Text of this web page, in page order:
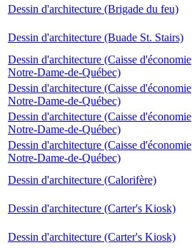
Dessin d'architecture (Brigade du feu)
Dessin d'architecture (Buade St. Stairs)
Dessin d'architecture (Caisse d'économie
Notre-Dame-de-Québec)
Dessin d'architecture (Caisse d'économie
Notre-Dame-de-Québec)
Dessin d'architecture (Caisse d'économie
Notre-Dame-de-Québec)
Dessin d'architecture (Caisse d'économie
Notre-Dame-de-Québec)
Dessin d'architecture (Calorifère)
Dessin d'architecture (Carter's Kiosk)
Dessin d'architecture (Carter's Kiosk)